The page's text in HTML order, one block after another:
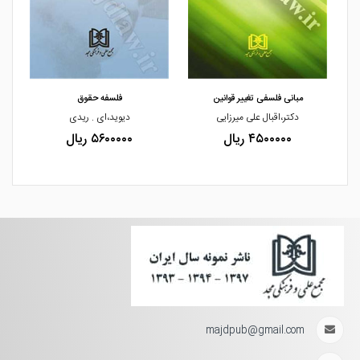
مشاهده و خرید مشاهده و خرید
مبانی فلسفی تغییر قوانین
دکتر،اقبال علی میرزایی
۴۵۰۰۰۰۰ ریال
فلسفه حقوق
دیوید،ای . ریدی
۵۶۰۰۰۰۰ ریال
majdpub@gmail.com